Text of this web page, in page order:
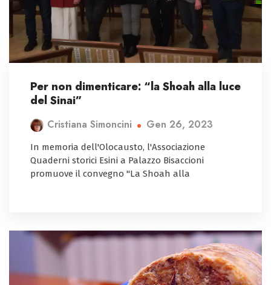
Per non dimenticare: “la Shoah alla luce
del Sinai”
Cristiana Simoncini Gen 26, 2023
In memoria dell'Olocausto, l'Associazione
Quaderni storici Esini a Palazzo Bisaccioni
promuove il convegno "La Shoah alla